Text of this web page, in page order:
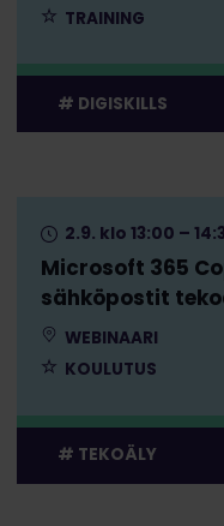
TRAINING
DIGISKILLS
Microsoft 365
sähköpostit
2.9. klo 13:00 –
WEBINAARI
KOULUTUS
TEKOÄLY